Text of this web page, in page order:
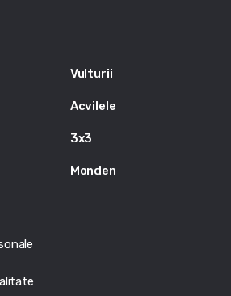
Vulturii
Acvilele
3x3
Monden